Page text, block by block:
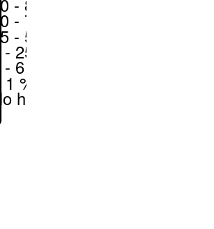
50 - 70 %
25 - 50 %
6 - 25 %
1 - 6 %
< 1 %
No hay